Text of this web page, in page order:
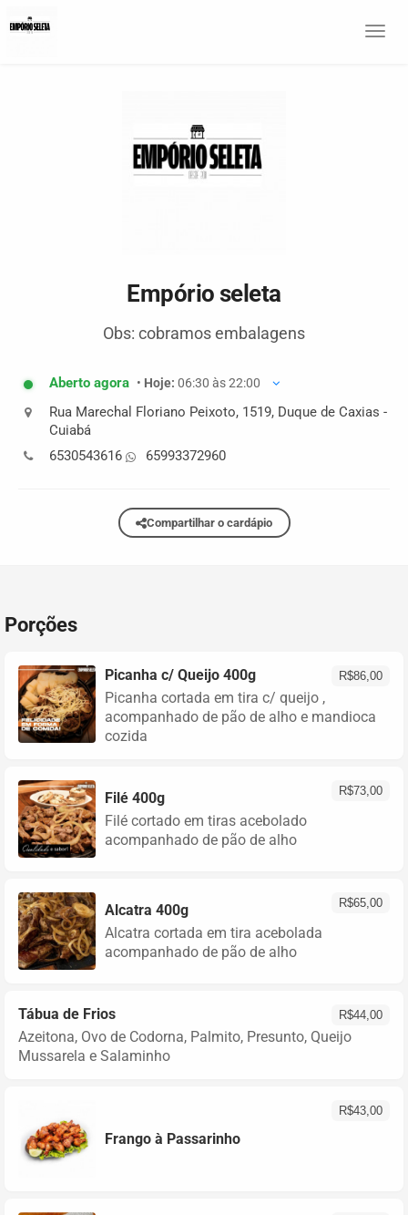
Empório seleta
Obs: cobramos embalagens
Aberto agora • Hoje: 06:30 às 22:00
Rua Marechal Floriano Peixoto, 1519, Duque de Caxias -
Cuiabá
6530543616
65993372960
Compartilhar o cardápio
Porções
R$86,00
Picanha c/ Queijo 400g
Picanha cortada em tira c/ queijo ,
acompanhado de pão de alho e mandioca
cozida
R$73,00
Filé 400g
Filé cortado em tiras acebolado
acompanhado de pão de alho
R$65,00
Alcatra 400g
Alcatra cortada em tira acebolada
acompanhado de pão de alho
R$44,00
Tábua de Frios
Azeitona, Ovo de Codorna, Palmito, Presunto, Queijo
Mussarela e Salaminho
R$43,00
Frango à Passarinho